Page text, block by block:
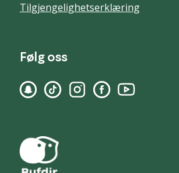
Tilgjengelighetserklæring
Følg oss